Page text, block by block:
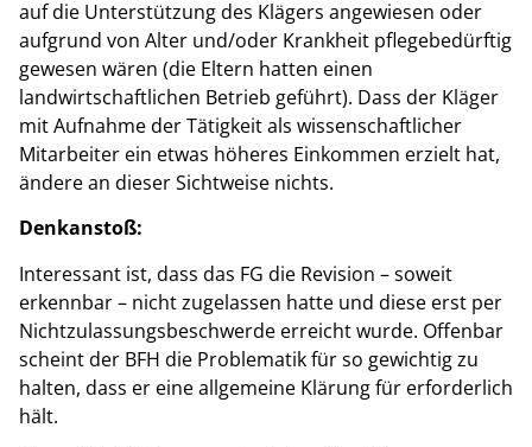
auf die Unterstützung des Klägers angewiesen oder
aufgrund von Alter und/oder Krankheit pflegebedürftig
gewesen wären (die Eltern hatten einen
landwirtschaftlichen Betrieb geführt). Dass der Kläger
mit Aufnahme der Tätigkeit als wissenschaftlicher
Mitarbeiter ein etwas höheres Einkommen erzielt hat,
ändere an dieser Sichtweise nichts.
Denkanstoß:
Interessant ist, dass das FG die Revision – soweit
erkennbar – nicht zugelassen hatte und diese erst per
Nichtzulassungsbeschwerde erreicht wurde. Offenbar
scheint der BFH die Problematik für so gewichtig zu
halten, dass er eine allgemeine Klärung für erforderlich
hält.